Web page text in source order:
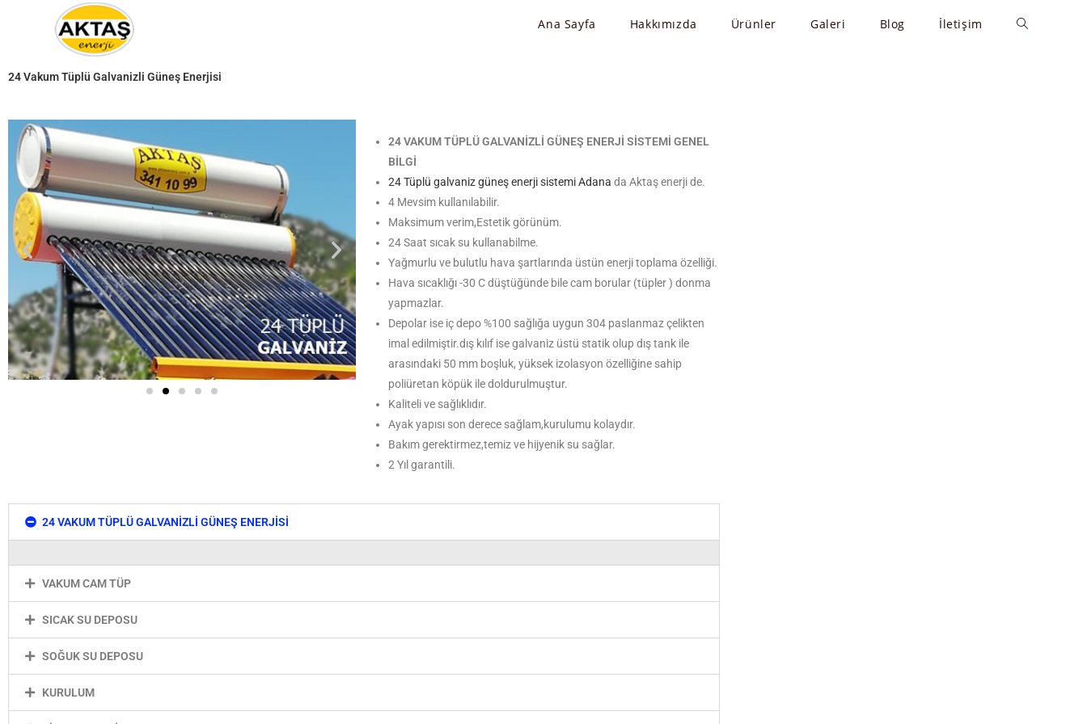
Ana Sayfa Hakkımızda Ürünler Galeri Blog İletişim
24 Vakum Tüplü Galvanizli Güneş Enerjisi
24 VAKUM TÜPLÜ GALVANİZLİ GÜNEŞ ENERJİ SİSTEMİ GENEL
BİLGİ
24 Tüplü galvaniz güneş enerji sistemi Adana da Aktaş enerji de.
4 Mevsim kullanılabilir.
Maksimum verim,Estetik görünüm.
24 Saat sıcak su kullanabilme.
Yağmurlu ve bulutlu hava şartlarında üstün enerji toplama özelliği.
Hava sıcaklığı -30 C düştüğünde bile cam borular (tüpler ) donma
yapmazlar.
Depolar ise iç depo %100 sağlığa uygun 304 paslanmaz çelikten
imal edilmiştir.dış kılıf ise galvaniz üstü statik olup dış tank ile
arasındaki 50 mm boşluk, yüksek izolasyon özelliğine sahip
poliüretan köpük ile doldurulmuştur.
Kaliteli ve sağlıklıdır.
Ayak yapısı son derece sağlam,kurulumu kolaydır.
Bakım gerektirmez,temiz ve hijyenik su sağlar.
2 Yıl garantili.
24 VAKUM TÜPLÜ GALVANİZLİ GÜNEŞ ENERJİSİ
VAKUM CAM TÜP
SICAK SU DEPOSU
SOĞUK SU DEPOSU
KURULUM